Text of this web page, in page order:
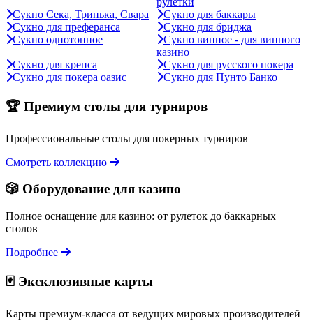
Сукно Сека, Тринька, Свара
Сукно для баккары
Сукно для преферанса
Сукно для бриджа
Сукно однотонное
Сукно винное - для винного
казино
Сукно для крепса
Сукно для русского покера
Сукно для покера оазис
Сукно для Пунто Банко
🏆 Премиум столы для турниров
Профессиональные столы для покерных турниров
Смотреть коллекцию
🎲 Оборудование для казино
Полное оснащение для казино: от рулеток до баккарных
столов
Подробнее
🃏 Эксклюзивные карты
Карты премиум-класса от ведущих мировых производителей